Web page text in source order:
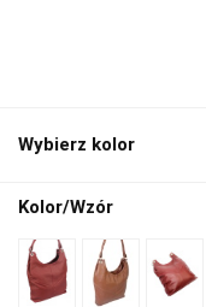
Wybierz kolor
Kolor/Wzór